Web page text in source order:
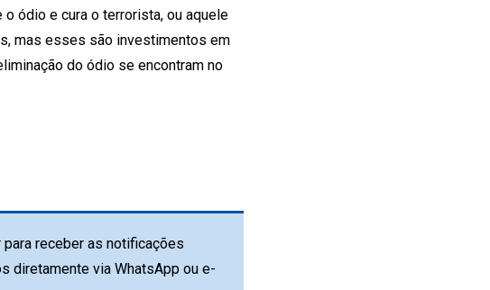
ódio e cura o terrorista, ou aquele
mas esses são investimentos em
do ódio se encontram no
receber as notificações
diretamente via WhatsApp ou e-